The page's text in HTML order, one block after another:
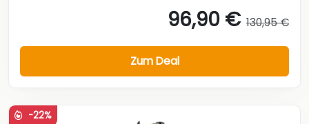
96,90 € 130,95 €
Zum Deal
-22%